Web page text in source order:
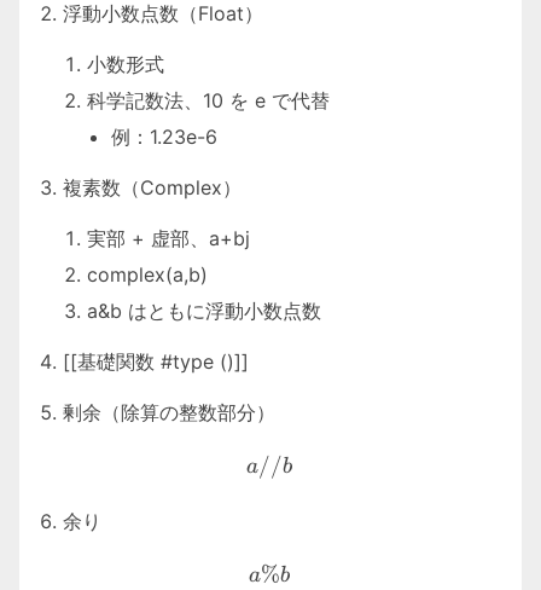
浮動小数点数（Float）
小数形式
科学記数法、10 を e で代替
例：1.23e-6
複素数（Complex）
実部 + 虚部、a+bj
complex(a,b)
a&b はともに浮動小数点数
[[基礎関数 #type ()]]
剰余（除算の整数部分）
a//b
a//b
余り
a\%b
a%b